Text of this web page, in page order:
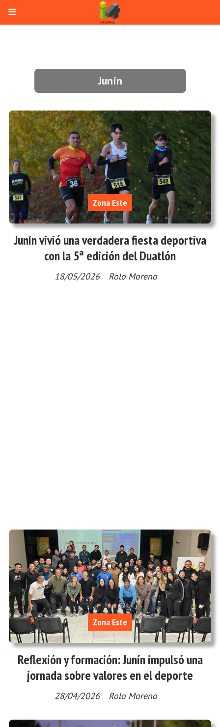
Junín
Junín vivió una verdadera fiesta deportiva
con la 5ª edición del Duatlón
Rolo Moreno
Zona Este
18/05/2026
Reflexión y formación: Junín impulsó una
jornada sobre valores en el deporte
Rolo Moreno
Zona Este
28/04/2026